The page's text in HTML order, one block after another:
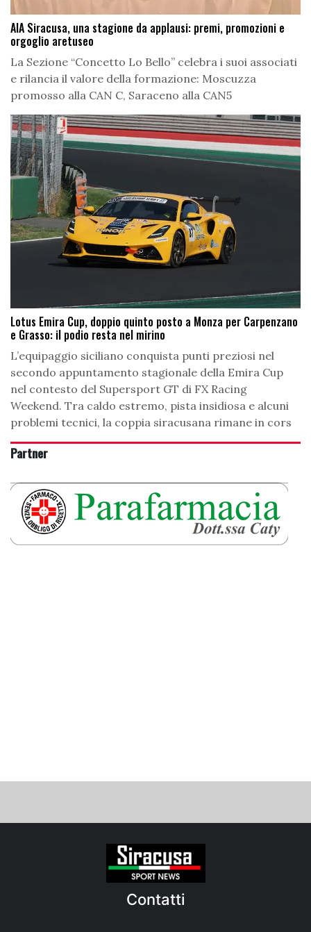
AIA Siracusa, una stagione da applausi: premi, promozioni e
orgoglio aretuseo
La Sezione “Concetto Lo Bello” celebra i suoi associati
e rilancia il valore della formazione: Moscuzza
promosso alla CAN C, Saraceno alla CAN5
Lotus Emira Cup, doppio quinto posto a Monza per Carpenzano
e Grasso: il podio resta nel mirino
L’equipaggio siciliano conquista punti preziosi nel
secondo appuntamento stagionale della Emira Cup
nel contesto del Supersport GT di FX Racing
Weekend. Tra caldo estremo, pista insidiosa e alcuni
problemi tecnici, la coppia siracusana rimane in cors
Partner
Contatti